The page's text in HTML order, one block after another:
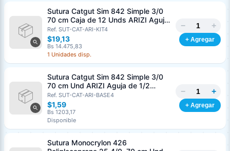
Sutura Catgut Sim 842 Simple 3/0
70 cm Caja de 12 Unds ARIZI Aguja
de 1/2 Circulo Punta Conica 36 mm
Ref. SUT-CAT-ARI-KIT4
$19,13
Bs 14.475,83
1 Unidades disp.
− +
+ Agregar
Sutura Catgut Sim 842 Simple 3/0
70 cm Und ARIZI Aguja de 1/2
Circulo Punta Conica 36 mm
Ref. SUT-CAT-ARI-BASE4
$1,59
Bs 1203,17
Disponible
− +
+ Agregar
Sutura Monocrylon 426